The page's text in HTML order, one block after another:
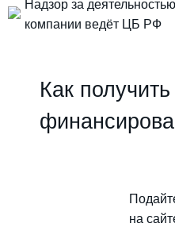
Надзор за деятельностью
компании ведёт ЦБ РФ
Как получить
на